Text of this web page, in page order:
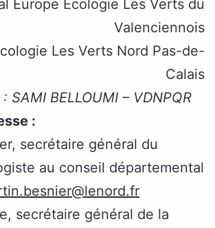
Europe Ecologie Les Verts du
Valenciennois
Les Verts Nord Pas-de-
Calais
SAMI BELLOUMI – VDNPQR
:
secrétaire général du
au conseil départemental
secrétaire général de la